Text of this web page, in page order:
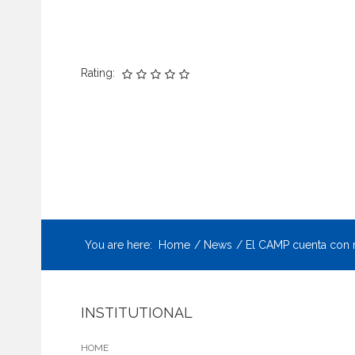
Rating:
You are here: Home News El CAMP cuenta
INSTITUTIONAL
HOME